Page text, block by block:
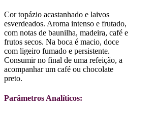
Cor topázio acastanhado e laivos
esverdeados. Aroma intenso e frutado,
com notas de baunilha, madeira, café e
frutos secos. Na boca é macio, doce
com ligeiro fumado e persistente.
Consumir no final de uma refeição, a
acompanhar um café ou chocolate
preto.
Parâmetros Analíticos: